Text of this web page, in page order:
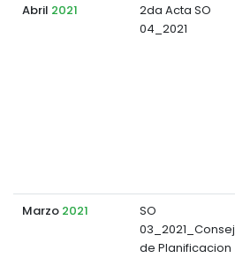
Abril 2021
2da Acta SO
04_2021
Marzo 2021
SO
de Planificacion